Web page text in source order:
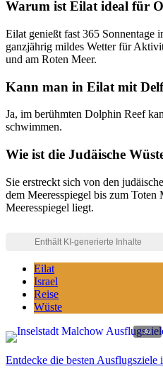
Warum ist Eilat ideal für
Eilat genießt fast 365 Sonnentage
ganzjährig mildes Wetter für
und am Roten Meer.
Kann man in Eilat mit
Ja, im berühmten Dolphin Reef
schwimmen.
Wie ist die Judäische
Sie erstreckt sich von den
dem Meeresspiegel bis zum Toten
Meeresspiegel liegt.
Eilat
Israel
Reise
Wüste
Entdecke die besten